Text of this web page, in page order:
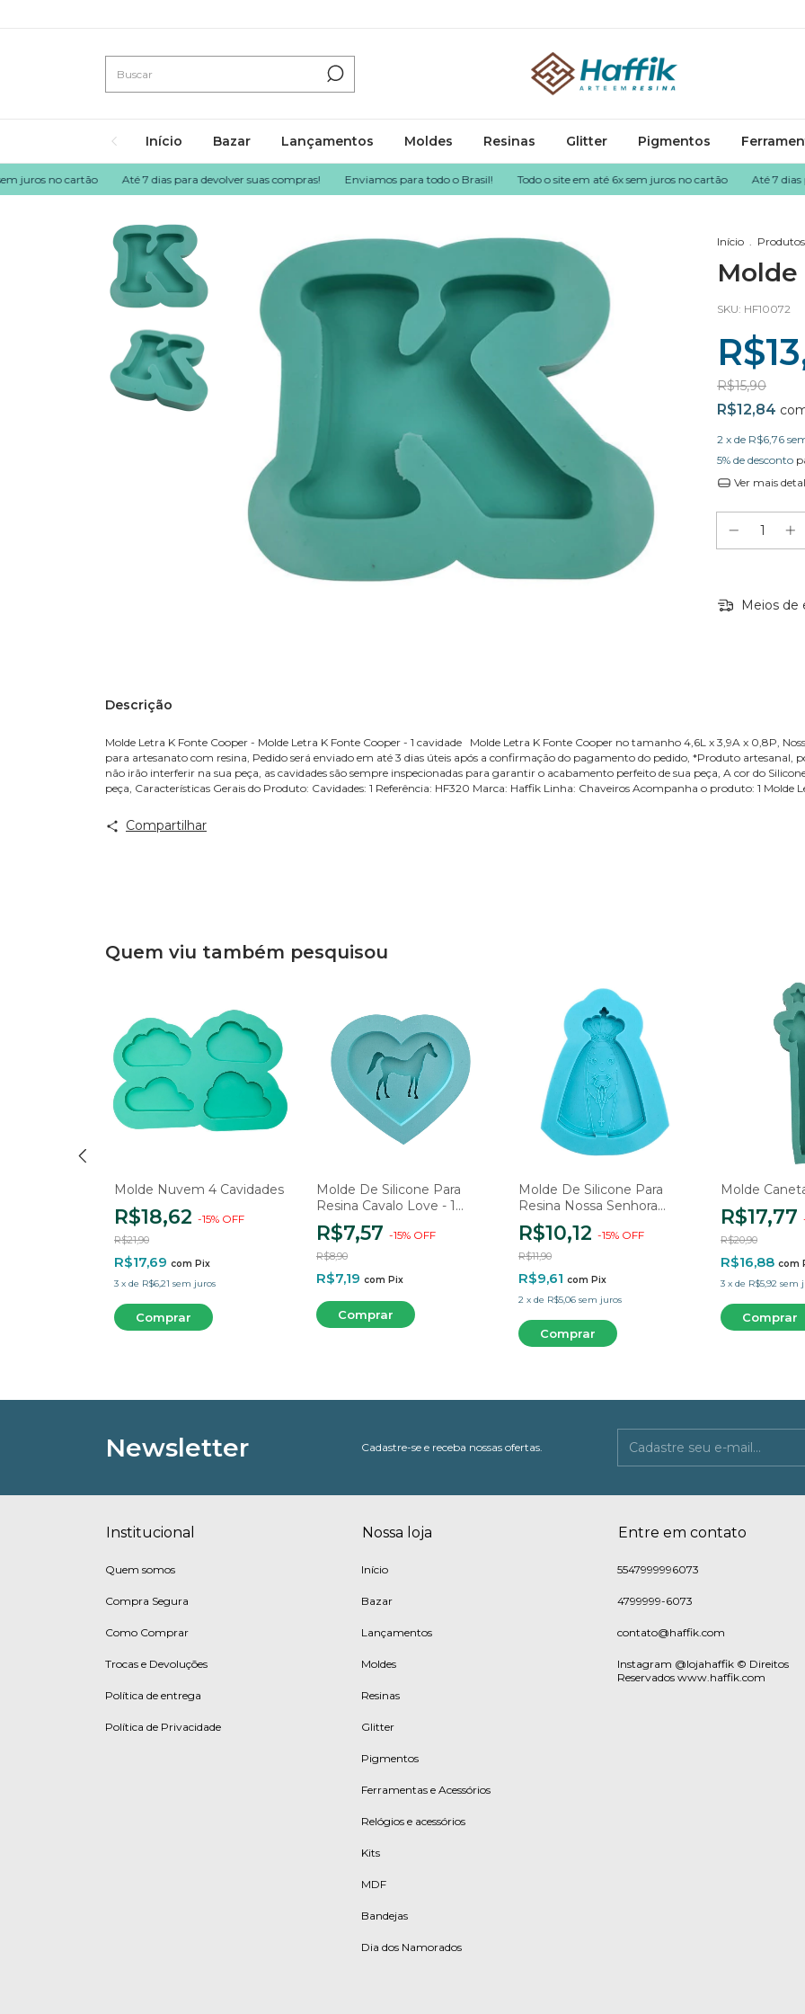
Início Bazar Lançamentos Moldes Resinas Glitter Pigmentos
no cartão Até 7 dias para devolver suas compras! Enviamos para todo o Brasil! Todo o site em até 6x sem juros no cartão Até 7 dias para
Início . Produtos
Molde
SKU: HF10072
R$15,90
R$12,84
2 x de R$6,76
5% de desconto
Ver mais
Meios de
Descrição
Molde Letra K Fonte Cooper - Molde Letra K Fonte Cooper - 1 cavidade Molde Letra K Fonte Cooper no tamanho 4,6L x 3,9A x 0,8P,
para artesanato com resina, Pedido será enviado em até 3 dias úteis após a confirmação do pagamento do pedido, *Produto artesanal,
não irão interferir na sua peça, as cavidades são sempre inspecionadas para garantir o acabamento perfeito de sua peça, A cor do
peça, Características Gerais do Produto: Cavidades: 1 Referência: HF320 Marca: Haffik Linha: Chaveiros Acompanha o produto: 1 Molde
Compartilhar
Quem viu também pesquisou
Molde Nuvem 4 Cavidades
R$18,62 -15% OFF
R$21,90
R$17,69 com Pix
3 x de R$6,21 sem juros
Molde De Silicone Para
Resina Cavalo Love - 1
Cavidade
R$7,57 -15% OFF
R$8,90
R$7,19 com Pix
Molde De Silicone Para
Resina Nossa Senhora
Aparecida Manto Liso - 1
Cavidade
R$10,12 -15% OFF
R$11,90
R$9,61 com Pix
2 x de R$5,06 sem juros
Molde
R$17,77
R$20,90
R$16,88 com
3 x de R$5,92 sem
Newsletter Cadastre-se e receba nossas ofertas.
Institucional
Quem somos
Compra Segura
Como Comprar
Trocas e Devoluções
Política de entrega
Política de Privacidade
Nossa loja
Início
Bazar
Lançamentos
Moldes
Resinas
Glitter
Pigmentos
Ferramentas e Acessórios
Relógios e acessórios
Kits
MDF
Bandejas
Dia dos Namorados
Entre em contato
5547999996073
4799999-6073
contato@haffik.com
Instagram @lojahaffik © Direitos
Reservados www.haffik.com